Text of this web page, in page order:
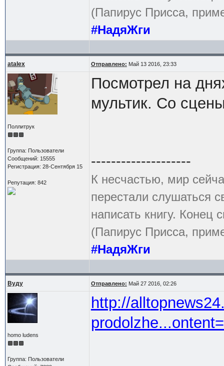
(Папирус Присса,
#НадяЖги
atalex Отправлено: Май 13 2016, 23:33
Поллитрук
Группа: Пользователи
Сообщений: 15555
Регистрация: 28-Сентября 15
Репутация: 842
Посмотрел на
мультик. Со
--------------------
К несчастью, мир
перестали слушаться
написать книгу. Конец
(Папирус Присса,
#НадяЖги
Вуду Отправлено: Май 27 2016, 02:26
homo ludens
Группа: Пользователи
http://